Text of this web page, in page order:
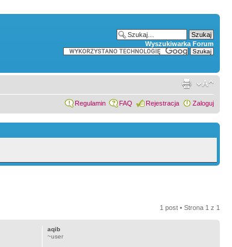
Wyszukiwarka Forum
Regulamin FAQ Rejestracja Zaloguj
1 post • Strona 1 z 1
aqib
~user